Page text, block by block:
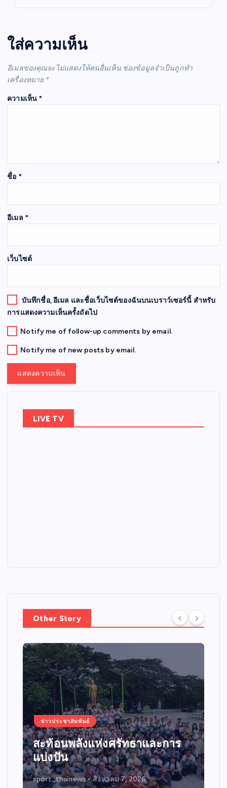
ใส่ความเห็น
อีเมลของคุณจะไม่แสดงให้คนอื่นเห็น ช่องข้อมูลจำเป็นถูกทำ
เครื่องหมาย *
ความเห็น *
ชื่อ *
อีเมล *
เว็บไซต์
บันทึกชื่อ, อีเมล และชื่อเว็บไซต์ของฉันบนเบราว์เซอร์นี้ สำหรับ
การแสดงความเห็นครั้งถัดไป
Notify me of follow-up comments by email.
Notify me of new posts by email.
LIVE TV
Other Story
ข่าวประชาสัมพันธ์
เดินหน้าสัญจรกิจกรรมขับขี่
ปลอดภัย “บิด BIKE SMART
RIDER 2026”
sport_thainews สิงหาคม 4, 2026